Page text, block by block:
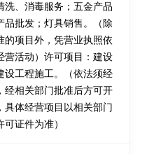
洗、消毒服务；五金产品
品批发；灯具销售。（除
的项目外，凭营业执照依
营活动）许可项目：建设
设工程施工。（依法须经
经相关部门批准后方可开
具体经营项目以相关部门
证件为准）